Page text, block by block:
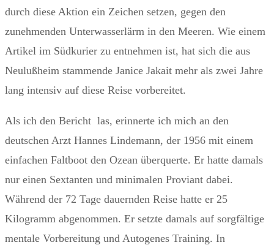
durch diese Aktion ein Zeichen setzen, gegen den
zunehmenden Unterwasserlärm in den Meeren. Wie einem
Artikel im Südkurier zu entnehmen ist, hat sich die aus
Neulußheim stammende Janice Jakait mehr als zwei Jahre
lang intensiv auf diese Reise vorbereitet.
Als ich den Bericht las, erinnerte ich mich an den
deutschen Arzt Hannes Lindemann, der 1956 mit einem
einfachen Faltboot den Ozean überquerte. Er hatte damals
nur einen Sextanten und minimalen Proviant dabei.
Während der 72 Tage dauernden Reise hatte er 25
Kilogramm abgenommen. Er setzte damals auf sorgfältige
mentale Vorbereitung und Autogenes Training. In